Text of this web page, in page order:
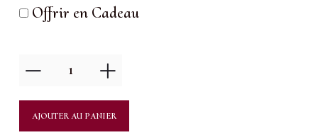
Offrir en Cadeau
quantité
Manucure
AJOUTER AU PANIER